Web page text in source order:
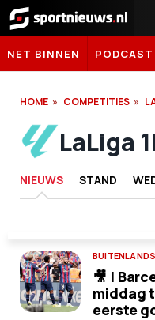
Sportnieuws.nl
NET BINNEN PODCAST
HOME COMPETITIES
LaLiga
NIEUWS STAND
🎥 |
middag
eerste